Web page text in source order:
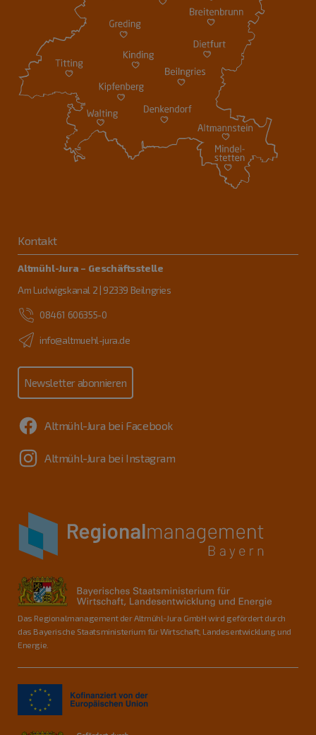
Kontakt
Altmühl-Jura – Geschäftsstelle
Am Ludwigskanal 2 | 92339 Beilngries
08461 606355-0
info@altmuehl-jura.de
Newsletter abonnieren
Altmühl-Jura bei Facebook
Altmühl-Jura bei Instagram
Das Regionalmanagement der Altmühl-Jura GmbH wird gefördert durch
das Bayerische Staatsministerium für Wirtschaft, Landesentwicklung und
Energie.